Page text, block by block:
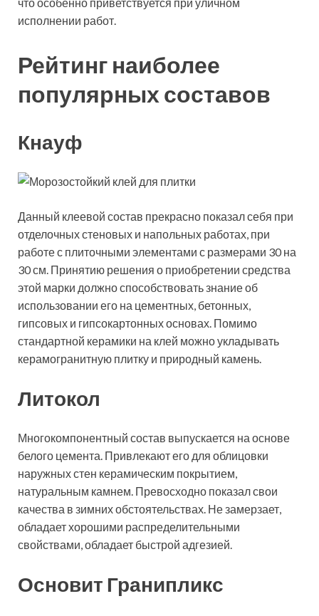
исполнении работ.
Рейтинг наиболее
популярных составов
Кнауф
Данный клеевой состав прекрасно показал себя при
отделочных стеновых и напольных работах, при
работе с плиточными элементами с размерами 30 на
30 см. Принятию решения о приобретении средства
этой марки должно способствовать знание об
использовании его на цементных, бетонных,
гипсовых и гипсокартонных основах. Помимо
стандартной керамики на клей можно укладывать
керамогранитную плитку и природный камень.
Литокол
Многокомпонентный состав выпускается на основе
белого цемента. Привлекают его для облицовки
наружных стен керамическим покрытием,
натуральным камнем. Превосходно показал свои
качества в зимних обстоятельствах. Не замерзает,
обладает хорошими распределительными
свойствами, обладает быстрой адгезией.
Основит Гранипликс